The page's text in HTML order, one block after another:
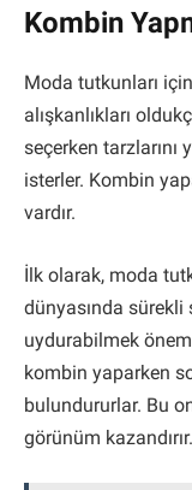
Kombin
Moda tutkunları
alışkanlıkları
seçerken
isterler. Kombin
vardır.
İlk olarak, moda
dünyasında sürekli
uydurabilmek
kombin yaparken
bulundururlar. Bu
görünüm kazandırır.